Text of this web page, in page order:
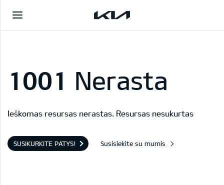
1001 Nerasta
Ieškomas resursas nerastas. Resursas nesukurtas
SUSIKURKITE PATYS! Susisiekite su mumis